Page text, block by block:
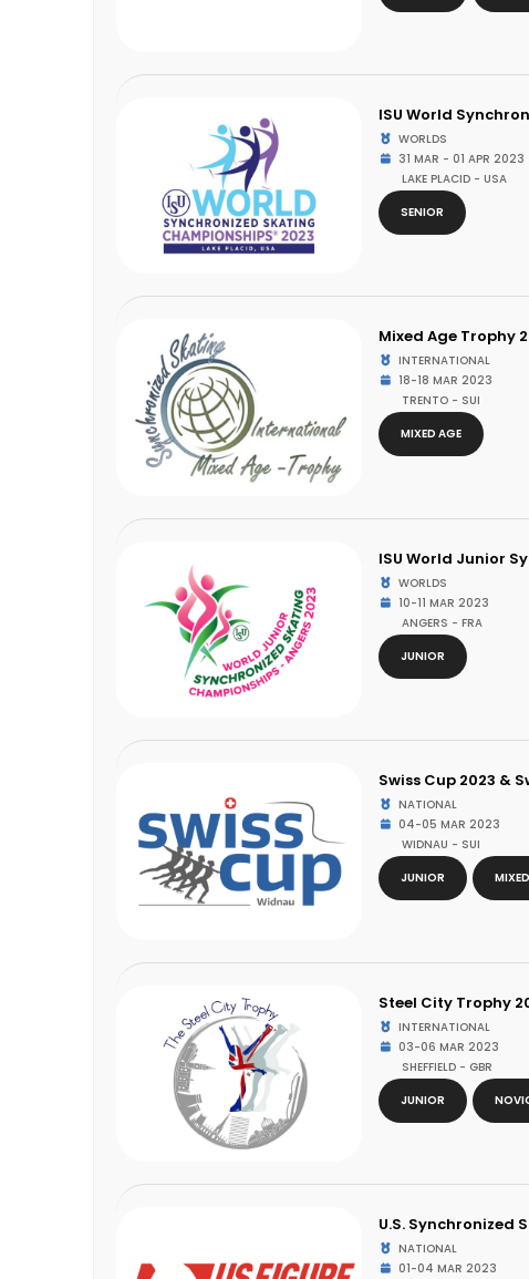
ISU World
WORLDS
31 MAR - 01 APR 2023
LAKE PLACID - USA
SENIOR
Mixed Age Trophy
INTERNATIONAL
18-18 MAR 2023
TRENTO - SUI
MIXED AGE
ISU World Junior
WORLDS
10-11 MAR 2023
ANGERS - FRA
JUNIOR
Swiss Cup 2023 &
NATIONAL
04-05 MAR 2023
WIDNAU - SUI
JUNIOR
Steel City Trophy
INTERNATIONAL
03-06 MAR 2023
SHEFFIELD - GBR
JUNIOR
U.S. Synchronized
NATIONAL
01-04 MAR 2023